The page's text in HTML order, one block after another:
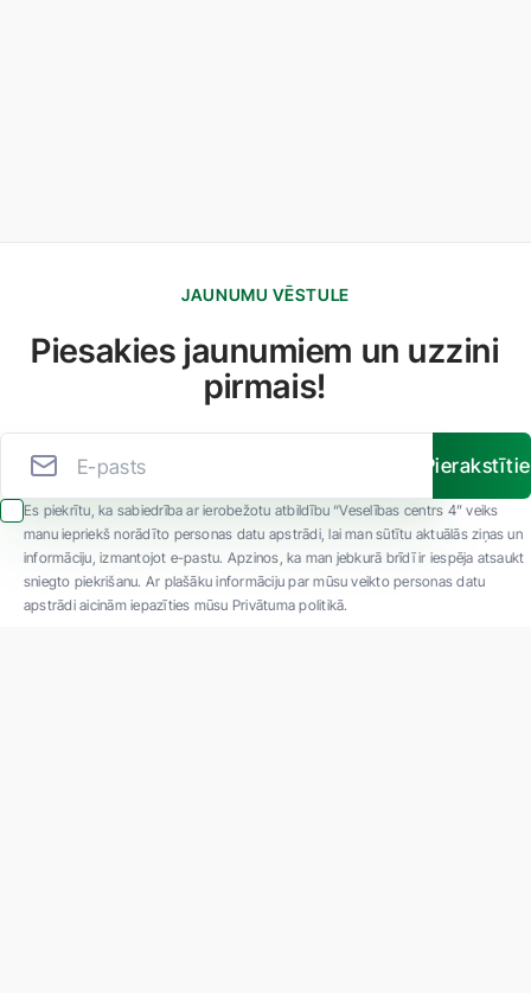
JAUNUMU VĒSTULE
Piesakies jaunumiem un uzzini
pirmais!
Es piekrītu, ka sabiedrība ar ierobežotu atbildību “Veselības centrs 4” veiks
manu iepriekš norādīto personas datu apstrādi, lai man sūtītu aktuālās ziņas un
informāciju, izmantojot e-pastu. Apzinos, ka man jebkurā brīdī ir iespēja atsaukt
sniegto piekrišanu. Ar plašāku informāciju par mūsu veikto personas datu
apstrādi aicinām iepazīties mūsu Privātuma politikā.